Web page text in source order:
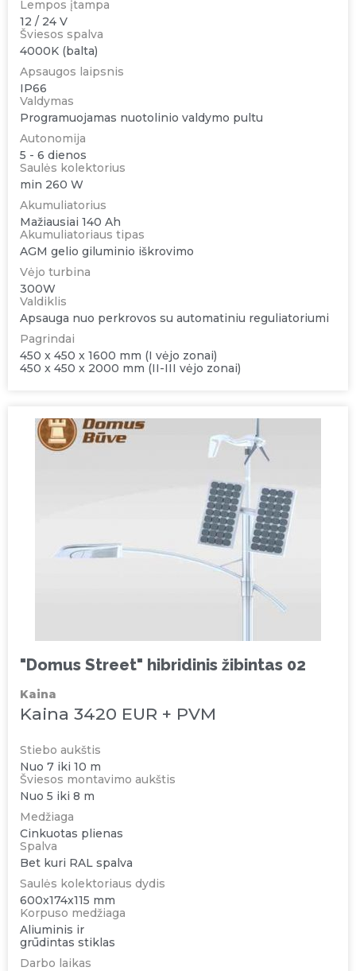
Lempos įtampa
12 / 24 V
Šviesos spalva
4000K (balta)
Apsaugos laipsnis
IP66
Valdymas
Programuojamas nuotolinio valdymo pultu
Autonomija
5 - 6 dienos
Saulės kolektorius
min 260 W
Akumuliatorius
Mažiausiai 140 Ah
Akumuliatoriaus tipas
AGM gelio giluminio iškrovimo
Vėjo turbina
300W
Valdiklis
Apsauga nuo perkrovos su automatiniu reguliatoriumi
Pagrindai
450 x 450 x 1600 mm (I vėjo zonai)
450 x 450 x 2000 mm (II-III vėjo zonai)
"Domus Street" hibridinis žibintas 02
Kaina
Kaina 3420 EUR + PVM
Stiebo aukštis
Nuo 7 iki 10 m
Šviesos montavimo aukštis
Nuo 5 iki 8 m
Medžiaga
Cinkuotas plienas
Spalva
Bet kuri RAL spalva
Saulės kolektoriaus dydis
600x174x115 mm
Korpuso medžiaga
Aliuminis ir
grūdintas stiklas
Darbo laikas